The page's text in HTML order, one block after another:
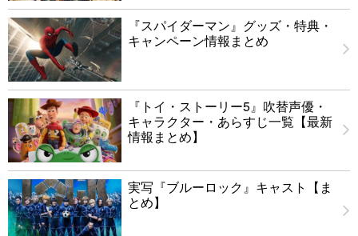
『スパイダーマン』グッズ・特典・
キャンペーン情報まとめ
『トイ・ストーリー5』吹替声優・
キャラクター・あらすじ一覧【最新
情報まとめ】
実写『ブルーロック』キャスト【ま
とめ】